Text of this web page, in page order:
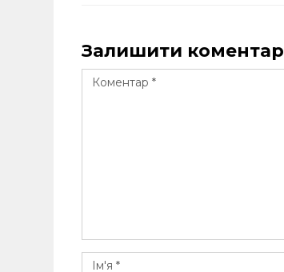
Залишити коментар